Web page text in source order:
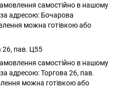
самостійно в нашому
адресою: Бочарова
можна готівкою або
26, пав. Ц55
самостійно в нашому
адресою: Торгова 26, пав.
можна готівкою або